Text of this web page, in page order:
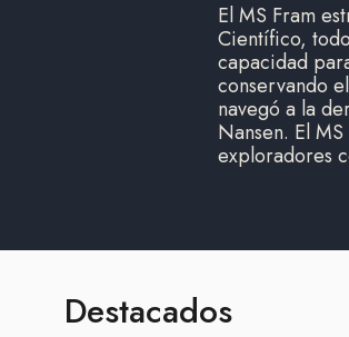
El MS Fram
Científico,
capacidad
conservando
navegó a la
Nansen. El
exploradores
Destacados